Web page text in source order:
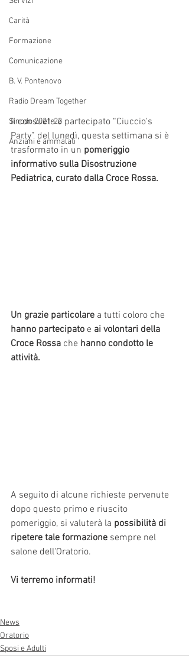
Carità
Formazione
Comunicazione
B. V. Pontenovo
Radio Dream Together
Sinodo 2021-23
Anziani e ammalati
Il consueto e partecipato “Ciuccio's
Party” del lunedì, questa settimana si è
trasformato in un pomeriggio
informativo sulla Disostruzione
Pediatrica, curato dalla Croce Rossa.
Un grazie particolare a tutti coloro che
hanno partecipato e ai volontari della
Croce Rossa che hanno condotto le
attività.
A seguito di alcune richieste pervenute
dopo questo primo e riuscito
pomeriggio, si valuterà la possibilità di
ripetere tale formazione sempre nel
salone dell'Oratorio.
Vi terremo informati!
News
Oratorio
Sposi e Adulti